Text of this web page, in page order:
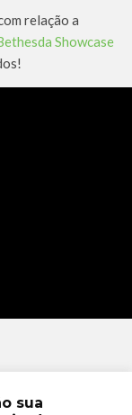
relação a
Showcase
sua